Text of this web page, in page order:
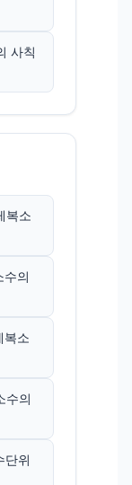
사칙
복소
의
복소
수의
단위